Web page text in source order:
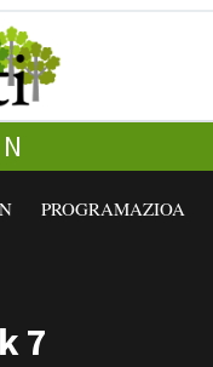
PROGRAMAZIOA
7